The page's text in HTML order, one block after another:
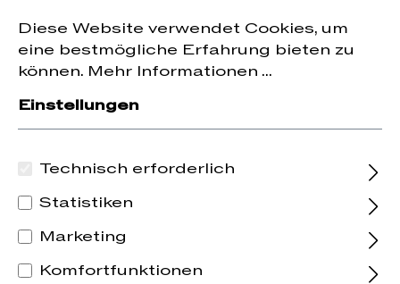
springen
auf die erste Bestellung erhalten.
Diese Website verwendet Cookies, um
eine bestmögliche Erfahrung bieten zu
können. Mehr Informationen ...
Einstellungen
Technisch erforderlich
Statistiken
Marketing
Komfortfunktionen